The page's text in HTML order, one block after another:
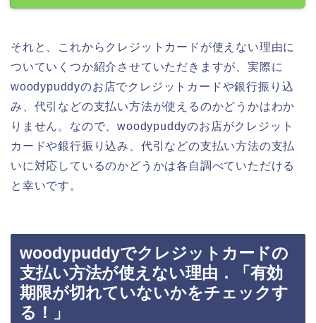
それと、これからクレジットカードが使えない理由に
ついていくつか紹介させていただきますが、実際に
woodypuddyのお店でクレジットカードや銀行振り込
み、代引などの支払い方法が使えるのかどうかはわか
りません。なので、woodypuddyのお店がクレジット
カードや銀行振り込み、代引などの支払い方法の支払
いに対応しているのかどうかは各自調べていただける
と幸いです。
woodypuddyでクレジットカードの
支払い方法が使えない理由．「有効
期限が切れていないかをチェックす
る！」